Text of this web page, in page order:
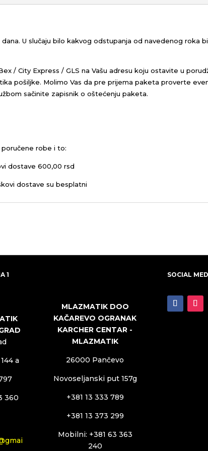
U slučaju bilo kakvog odstupanja od navedenog roka
/ City Express / GLS na Vašu adresu koju ostavite u
pošiljke. Molimo Vas da pre prijema paketa proverte
sačinite zapisnik o oštećenju paketa.
robe i to:
dostave 600,00 rsd
dostave su besplatni
1
a
360
MLAZMATIK DOO
KAČAREVO OGRANAK
KARCHER CENTAR -
MLAZMATIK
26000 Pančevo
Novoseljanski put 157g
+381 13 333 789
+381 13 373 299
Mobilni: +381 63 363
240
SOCIAL